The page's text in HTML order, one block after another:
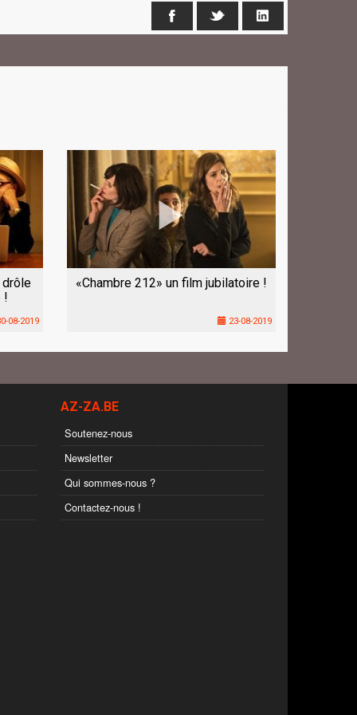
Facebook
drôle
!
08-2019
«Chambre 212» un film jubilatoire !
23-08-2019
AZ-ZA.BE
Soutenez-nous
Newsletter
Qui sommes-nous ?
Contactez-nous !